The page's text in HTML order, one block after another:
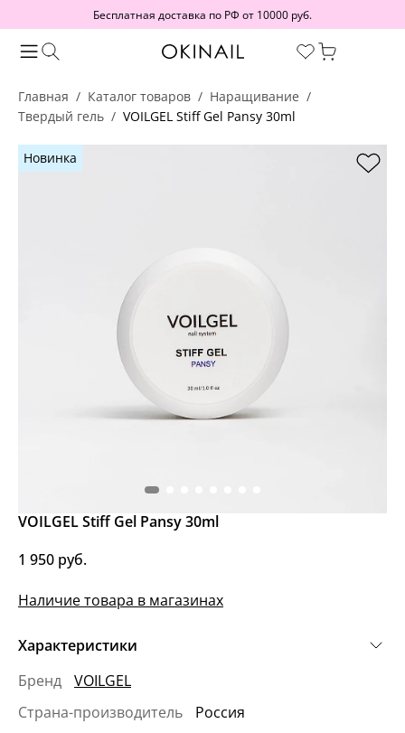
Бесплатная доставка по РФ от 10000 руб.
Главная Каталог товаров
Наращивание
Твердый гель
VOILGEL Stiff Gel Pansy 30ml
Новинка
VOILGEL Stiff Gel Pansy 30ml
1 950 руб.
Наличие товара в магазинах
Характеристики
Бренд
VOILGEL
Страна-производитель
Россия